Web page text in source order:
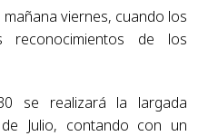
viernes, cuando los
reconocimientos de los
se realizará la largada
Julio, contando con un